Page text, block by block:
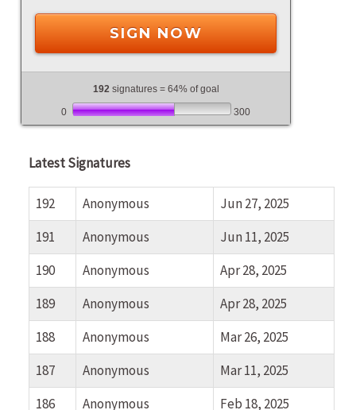
SIGN NOW
192 signatures = 64% of goal
0 300
Latest Signatures
192 Anonymous
Jun 27, 2025
191
Anonymous
Jun 11, 2025
190
Anonymous
Apr 28, 2025
189
Anonymous
Apr 28, 2025
188
Anonymous
Mar 26, 2025
187
Anonymous
Mar 11, 2025
186
Anonymous Feb 18, 2025